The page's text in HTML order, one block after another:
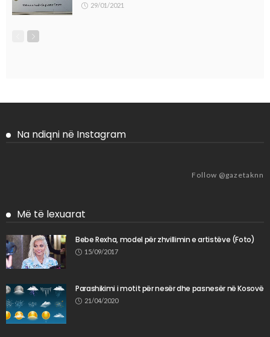
29/01/2021
Na ndiqni në Instagram
Follow @gazetaknn
Më të lexuarat
Bebe Rexha, model për zhvillimin e artistëve (Foto)
15/09/2017
Parashikimi i motit për nesër dhe pasnesër në Kosovë
21/04/2020